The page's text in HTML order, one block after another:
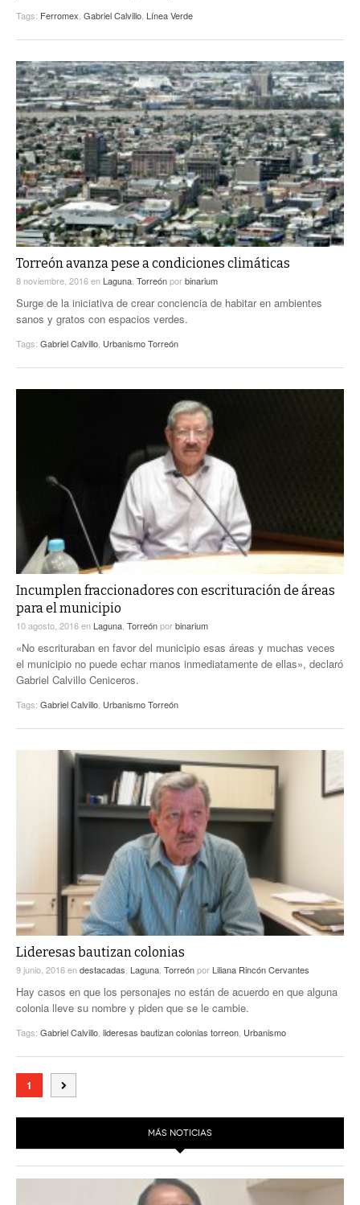
Tags: Ferromex Gabriel Calvillo Línea Verde
Torreón avanza pese a condiciones climáticas
8 noviembre, 2016en Laguna Torreónporbinarium
Surge de la iniciativa de crear conciencia de habitar en ambientes
sanos y gratos con espacios verdes.
Tags: Gabriel Calvillo Urbanismo Torreón
Incumplen fraccionadores con escrituración de áreas
para el municipio
10 agosto, 2016en Laguna, Torreónporbinarium
«No escrituraban en favor del municipio esas áreas y muchas veces
el municipio no puede echar manos inmediatamente de ellas», declaró
Gabriel Calvillo Ceniceros.
Tags: Gabriel Calvillo, Urbanismo Torreón
Lideresas bautizan colonias
9 junio, 2016endestacadas Laguna Torreónpor Liliana Rincón Cervantes
Hay casos en que los personajes no están de acuerdo en que alguna
colonia lleve su nombre y piden que se le cambie.
Tags: Gabriel Calvillo lideresas bautizan colonias torreon Urbanismo
1
MÁS NOTICIAS